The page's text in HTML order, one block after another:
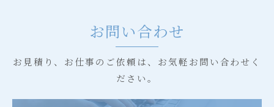
お見積り、お仕事のご依頼は、お気軽お問い合わせく
ださい。
お問い合わせ